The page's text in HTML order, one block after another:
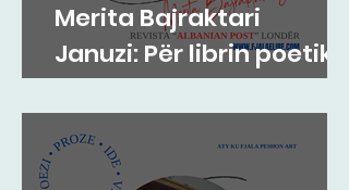
Merita Bajraktari
Januzi: Për librin poetik
”Teh nate” të Hazir
Mehmetit